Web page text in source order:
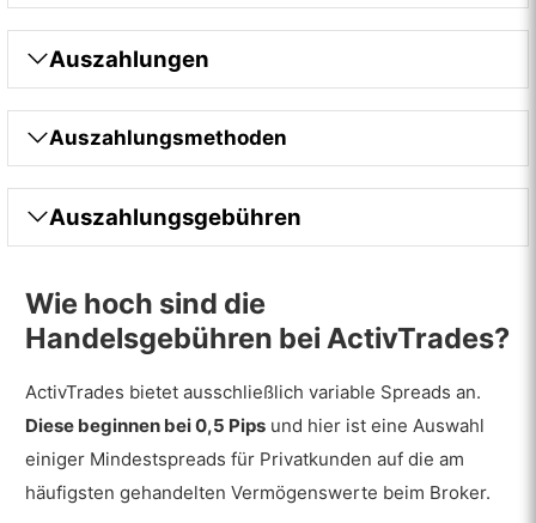
Auszahlungen
Auszahlungsmethoden
Auszahlungsgebühren
Wie hoch sind die
Handelsgebühren bei ActivTrades?
ActivTrades bietet ausschließlich variable Spreads an.
Diese beginnen bei 0,5 Pips und hier ist eine Auswahl
einiger Mindestspreads für Privatkunden auf die am
häufigsten gehandelten Vermögenswerte beim Broker.